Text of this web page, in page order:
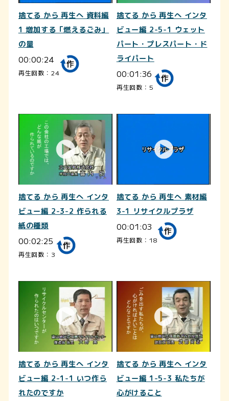
捨てる から 再生へ 資料編
1 増加する「燃えるごみ」
の量
00:00:24
再生回数：24
捨てる から 再生へ インタ
ビュー編 2-5-1 ウェット
パート・プレスパート・ド
ライパート
00:01:36
再生回数：5
捨てる から 再生へ インタ
ビュー編 2-3-2 作られる
紙の種類
00:02:25
再生回数：3
捨てる から 再生へ 素材編
3-1 リサイクルプラザ
00:01:03
再生回数：18
捨てる から 再生へ インタ
ビュー編 2-1-1 いつ作ら
れたのですか
捨てる から 再生へ インタ
ビュー編 1-5-3 私たちが
心がけること